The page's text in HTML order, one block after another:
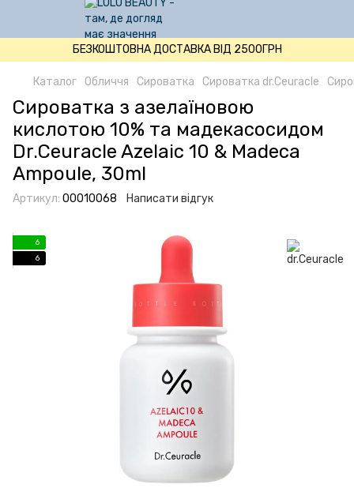
БЕЗКОШТОВНА ДОСТАВКА ВІД 2500ГРН
Каталог Обличчя Сироватка Сироватка dr.Ceuracle
Сироватка з азелаїновою
кислотою 10% та мадекасосидом
Dr.Ceuracle Azelaic 10 & Madeca
Ampoule, 30ml
Артикул: 00010068 Написати відгук
6
6